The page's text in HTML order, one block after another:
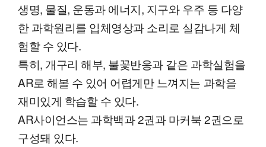
생명, 물질, 운동과 에너지, 지구와 우주 등 다양
한 과학원리를 입체영상과 소리로 실감나게 체
험할 수 있다.
특히, 개구리 해부, 불꽃반응과 같은 과학실험을
AR로 해볼 수 있어 어렵게만 느껴지는 과학을
재미있게 학습할 수 있다.
AR사이언스는 과학백과 2권과 마커북 2권으로
구성돼 있다.